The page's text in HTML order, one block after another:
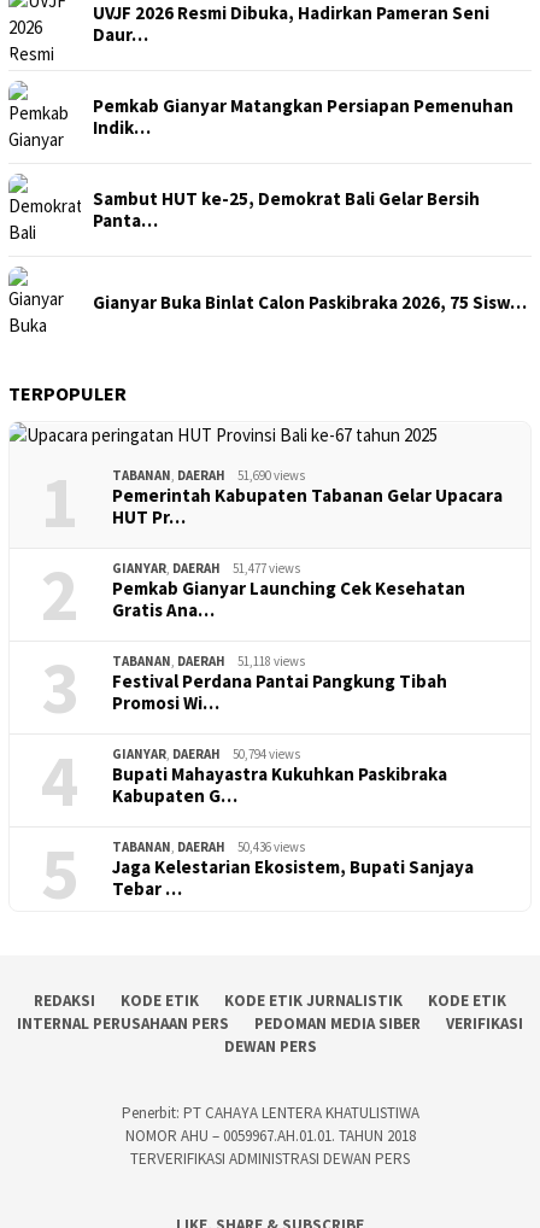
UVJF 2026 Resmi Dibuka, Hadirkan Pameran Seni
Daur…
Pemkab Gianyar Matangkan Persiapan Pemenuhan
Indik…
Sambut HUT ke-25, Demokrat Bali Gelar Bersih
Panta…
Gianyar Buka Binlat Calon Paskibraka 2026, 75 Sisw…
TERPOPULER
1 TABANAN, DAERAH 51,690 views
Pemerintah Kabupaten Tabanan Gelar Upacara
HUT Pr…
2 GIANYAR, DAERAH 51,477 views
Pemkab Gianyar Launching Cek Kesehatan
Gratis Ana…
3 TABANAN, DAERAH 51,118 views
Festival Perdana Pantai Pangkung Tibah
Promosi Wi…
4 GIANYAR, DAERAH 50,794 views
Bupati Mahayastra Kukuhkan Paskibraka
Kabupaten G…
5 TABANAN, DAERAH 50,436 views
Jaga Kelestarian Ekosistem, Bupati Sanjaya
Tebar …
REDAKSI KODE ETIK KODE ETIK JURNALISTIK
KODE ETIK
INTERNAL PERUSAHAAN PERS
PEDOMAN MEDIA SIBER
VERIFIKASI
DEWAN PERS
Penerbit: PT CAHAYA LENTERA KHATULISTIWA
NOMOR AHU – 0059967.AH.01.01. TAHUN 2018
TERVERIFIKASI ADMINISTRASI DEWAN PERS